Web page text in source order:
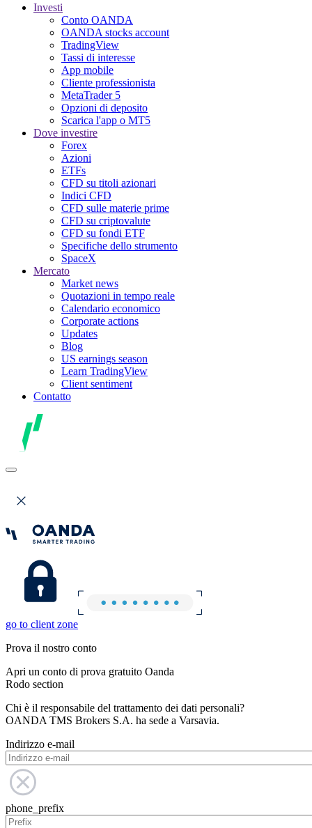
Investi
Conto OANDA
OANDA stocks account
TradingView
Tassi di interesse
App mobile
Cliente professionista
MetaTrader 5
Opzioni di deposito
Scarica l'app o MT5
Dove investire
Forex
Azioni
ETFs
CFD su titoli azionari
Indici CFD
CFD sulle materie prime
CFD su criptovalute
CFD su fondi ETF
Specifiche dello strumento
SpaceX
Mercato
Market news
Quotazioni in tempo reale
Calendario economico
Corporate actions
Updates
Blog
US earnings season
Learn TradingView
Client sentiment
Contatto
go to client zone
Prova il nostro conto
Apri un conto di prova gratuito Oanda
Rodo section
Chi è il responsabile del trattamento dei dati personali?
OANDA TMS Brokers S.A. ha sede a Varsavia.
Indirizzo e-mail
phone_prefix